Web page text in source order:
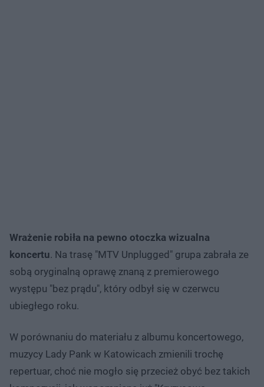
Wrażenie robiła na pewno otoczka wizualna
koncertu. Na trasę "MTV Unplugged" grupa zabrała ze
sobą oryginalną oprawę znaną z premierowego
występu "bez prądu", który odbył się w czerwcu
ubiegłego roku.
W porównaniu do materiału z albumu koncertowego,
muzycy Lady Pank w Katowicach zmienili trochę
repertuar, choć nie mogło się przecież obyć bez takich